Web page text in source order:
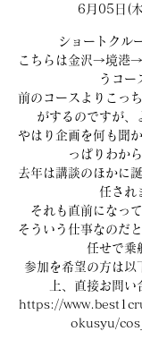
6月05日(
ショートクル
こちらは金沢→境港
うコー
前のコースよりこっ
がするのですが、
やはり企画を何も聞
っぱりわか
去年は講談のほかに
任され
それも直前になっ
そういう仕事なのだ
任せで乗
参加を希望の方は以
上、直接お問い
https://
okusyu/